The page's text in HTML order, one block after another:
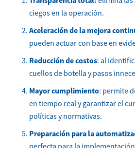
ciegos en la operación.
Aceleración de la mejora
pueden actuar con base en
Reducción de costos: al
cuellos de botella y pasos
Mayor cumplimiento: permite
en tiempo real y garantizar el
políticas y normativas.
Preparación para la
perfecta para la implementación